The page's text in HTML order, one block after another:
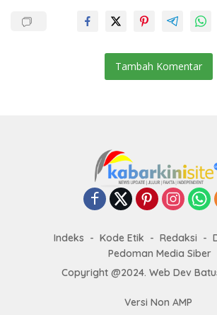
Tambah Komentar
Indeks Kode Etik Redaksi
Pedoman Media Siber
Copyright @2024. Web Dev
Versi Non AMP